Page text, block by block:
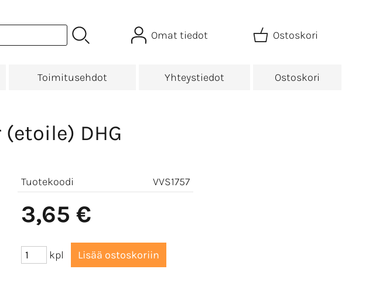
Omat tiedot Ostoskori
Toimitusehdot Yhteystiedot Ostoskori
DHG
Tuotekoodi VVS1757
3,65 €
kpl